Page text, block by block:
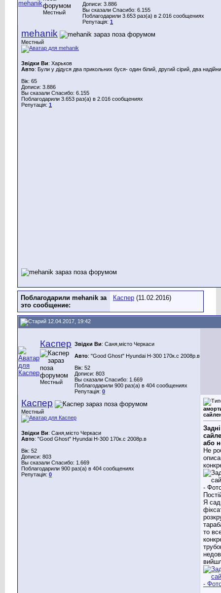
Местный
Дописи: 3.886
Вы сказали Спасибо: 6.155
Поблагодарили 3.653 раз(а) в 2.016 сообщениях
Репутація: 1
mehanik
Местный
Звідки Ви: Харьков
Авто: Були у дідуся два прикольних буся- один білий, другий сірий, два
Вік: 65
Дописи: 3.886
Вы сказали Спасибо: 6.155
Поблагодарили 3.653 раз(а) в 2.016 сообщениях
Репутація: 1
Поблагодарили mehanik за
это сообщение:
Каспер (11.02.2016)
12.04.2017, 19:42
Каспер
Местный
Звідки Ви: Саня,місто Черкаси
Авто: "Good Ghost" Hyundai H-300 170к.с 2008р.в
Вік: 52
Дописи: 803
Вы сказали Спасибо: 1.669
Поблагодарили 900 раз(а) в 404 сообщениях
Репутація: 0
Каспер
Местный
Звідки Ви: Саня,місто Черкаси
Авто: "Good Ghost" Hyundai H-300 170к.с 2008р.в
Вік: 52
Дописи: 803
Вы сказали Спасибо: 1.669
Поблагодарили 900 раз(а) в 404 сообщениях
Репутація: 0
або
Не
Я
то